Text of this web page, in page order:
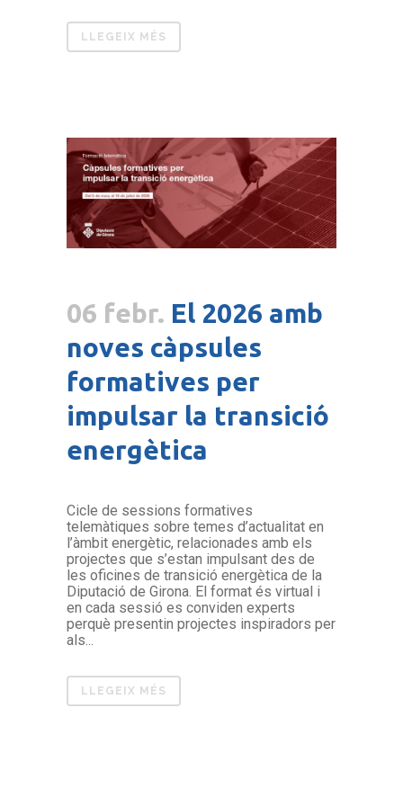
LLEGEIX MÉS
06 febr. El 2026 amb
noves càpsules
formatives per
impulsar la transició
energètica
Cicle de sessions formatives
telemàtiques sobre temes d’actualitat en
l’àmbit energètic, relacionades amb els
projectes que s’estan impulsant des de
les oficines de transició energètica de la
Diputació de Girona. El format és virtual i
en cada sessió es conviden experts
perquè presentin projectes inspiradors per
als...
LLEGEIX MÉS